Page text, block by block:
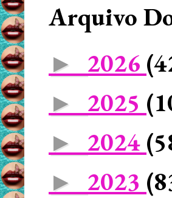
Arquivo
► 2026
► 2025
► 2024
► 2023